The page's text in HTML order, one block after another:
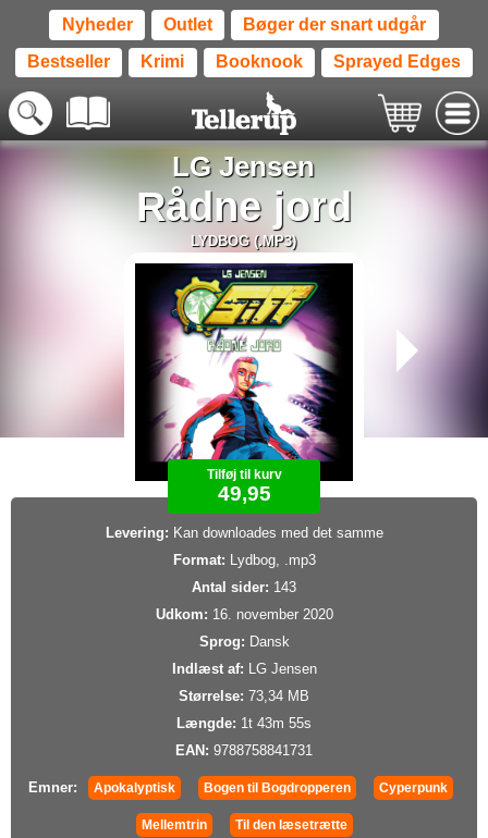
Nyheder Outlet Bøger der snart udgår
Bestseller Krimi Booknook Sprayed Edges
LG Jensen
Rådne jord
LYDBOG (.MP3)
Tilføj til kurv
49,95
Levering: Kan downloades med det samme
Format: Lydbog, .mp3
Antal sider: 143
Udkom: 16. november 2020
Sprog: Dansk
Indlæst af: LG Jensen
Størrelse: 73,34 MB
Længde: 1t 43m 55s
EAN: 9788758841731
Emner: Apokalyptisk Bogen til Bogdropperen Cyperpunk
Mellemtrin Til den læsetrætte